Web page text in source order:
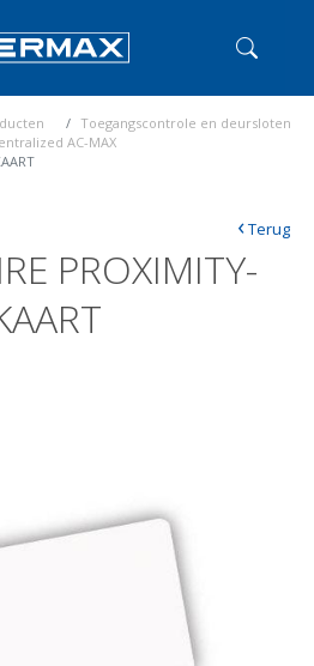
Toegangscontrole en deursloten
AC-MAX
PROXIMITY-
‹Terug